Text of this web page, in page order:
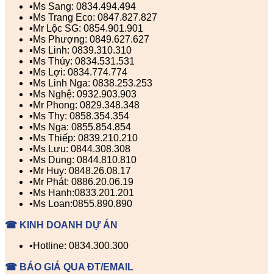
▪️Ms Sang: 0834.494.494
▪️Ms Trang Eco: 0847.827.827
▪️Mr Lộc SG: 0854.901.901
▪️Ms Phượng: 0849.627.627
▪️Ms Linh: 0839.310.310
▪️Ms Thúy: 0834.531.531
▪️Ms Lợi: 0834.774.774
▪️Ms Linh Nga: 0838.253.253
▪️Ms Nghệ: 0932.903.903
▪️Mr Phong: 0829.348.348
▪️Ms Thy: 0858.354.354
▪️Ms Nga: 0855.854.854
▪️Ms Thiếp: 0839.210.210
▪️Ms Lưu: 0844.308.308
▪️Ms Dung: 0844.810.810
▪️Mr Huy: 0848.26.08.17
▪️Mr Phát: 0886.20.06.19
▪️Ms Hạnh:0833.201.201
▪️Ms Loan:0855.890.890
☎ KINH DOANH DỰ ÁN
▪️Hotline: 0834.300.300
☎ BÁO GIÁ QUA ĐT/EMAIL